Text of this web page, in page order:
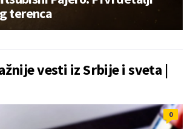
terenca
vesti iz Srbije i sveta |
0